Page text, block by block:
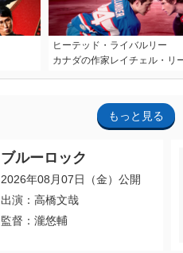
ヒーテッド・ライバルリー
カナダの作家レイチェル・リ
もっと見る
ブルーロック
2026年08月07日（金）公開
出演：高橋文哉
監督：瀧悠輔